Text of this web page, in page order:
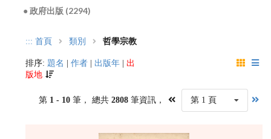
● 政府出版 (2294)
::: 首頁 類別 哲學宗教
排序: 題名 作者 出版年
出
版地
第 1 - 10 筆， 總共 2808筆資訊， 第 1 頁